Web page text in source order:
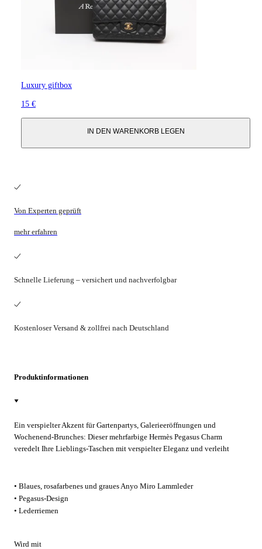
Luxury giftbox
15 €
IN DEN WARENKORB LEGEN
Von Experten geprüft
mehr erfahren
Schnelle Lieferung – versichert und nachverfolgbar
Kostenloser Versand & zollfrei nach Deutschland
Produktinformationen
Ein verspielter Akzent für Gartenpartys, Galerieeröffnungen und
Wochenend‑Brunches: Dieser mehrfarbige Hermès Pegasus Charm
veredelt Ihre Lieblings‑Taschen mit verspielter Eleganz und verleiht
• Blaues, rosafarbenes und graues Anyo Miro Lammleder
• Pegasus-Design
• Lederriemen
Wird mit